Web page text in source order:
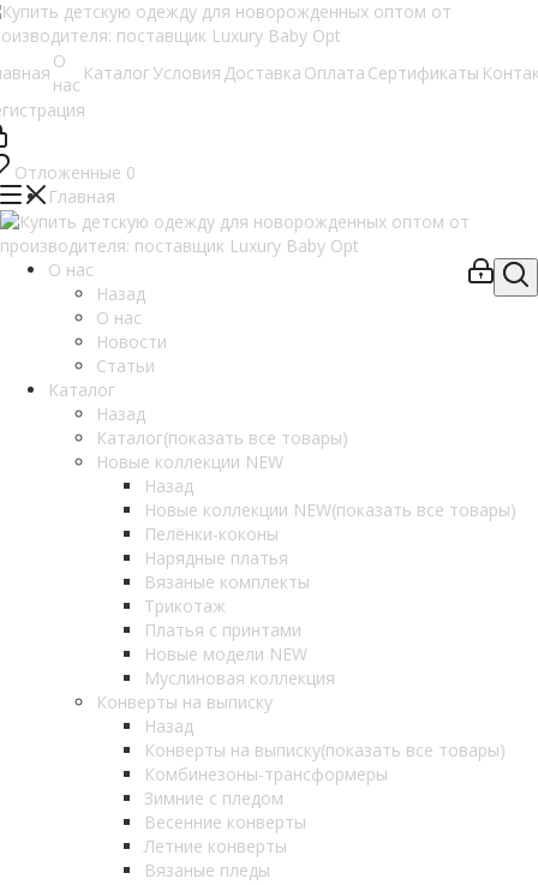
О
нас
Каталог Условия Доставка Оплата Сертификаты
Отложенные 0
Главная
О нас
Назад
О нас
Новости
Статьи
Каталог
Назад
Каталог(показать все товары)
Новые коллекции NEW
Назад
Новые коллекции NEW(показать все товары)
Пелёнки-коконы
Нарядные платья
Вязаные комплекты
Трикотаж
Платья с принтами
Новые модели NEW
Муслиновая коллекция
Конверты на выписку
Назад
Конверты на выписку(показать все товары)
Комбинезоны-трансформеры
Зимние с пледом
Весенние конверты
Летние конверты
Вязаные пледы